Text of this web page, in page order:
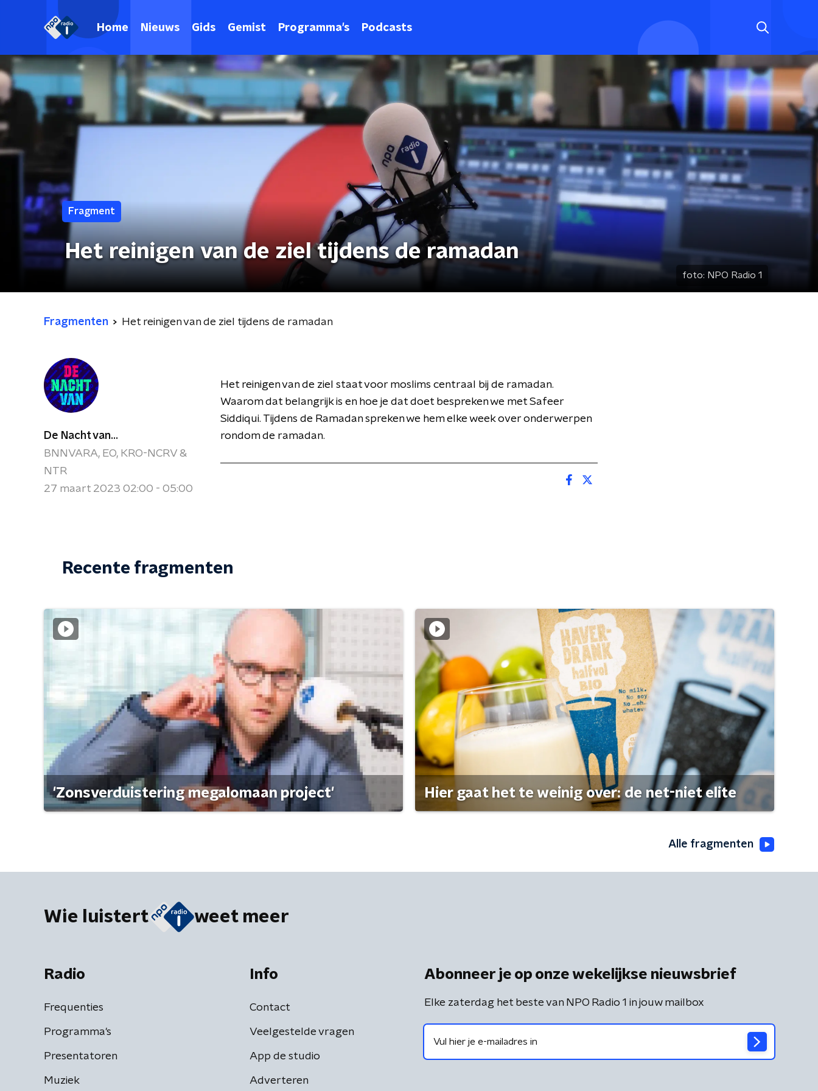
Home Nieuws Gids Gemist Programma's Podcasts
Fragment
Het reinigen van de ziel tijdens de ramadan
foto: NPO Radio 1
Fragmenten Het reinigen van de ziel tijdens de ramadan
De Nacht van...
BNNVARA, EO, KRO-NCRV &
NTR
27 maart 2023 02:00 - 05:00
Het reinigen van de ziel staat voor moslims centraal bij de ramadan.
Waarom dat belangrijk is en hoe je dat doet bespreken we met Safeer
Siddiqui. Tijdens de Ramadan spreken we hem elke week over onderwerpen
rondom de ramadan.
Recente fragmenten
'Zonsverduistering megalomaan project' Hier gaat het te weinig over: de net-niet elite
Alle fragmenten
Wie luistert weet meer
Radio
Frequenties
Programma's
Presentatoren
Muziek
Info
Contact
Veelgestelde vragen
App de studio
Adverteren
Abonneer je op onze wekelijkse nieuwsbrief
Elke zaterdag het beste van NPO Radio 1 in jouw mailbox